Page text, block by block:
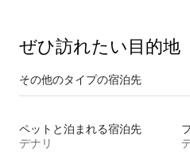
ぜひ訪⁠れ⁠た⁠い目⁠的⁠地
その他のタ⁠イ⁠プ⁠の宿⁠泊⁠先
ペットと泊まれる宿泊先
デナリ